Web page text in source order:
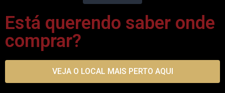
Está querendo saber onde
comprar?
VEJA O LOCAL MAIS PERTO AQUI